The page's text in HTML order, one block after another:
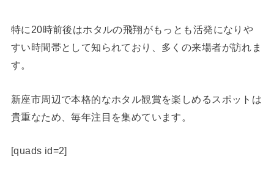
特に20時前後はホタルの飛翔がもっとも活発になりや
すい時間帯として知られており、多くの来場者が訪れま
す。
新座市周辺で本格的なホタル観賞を楽しめるスポットは
貴重なため、毎年注目を集めています。
[quads id=2]